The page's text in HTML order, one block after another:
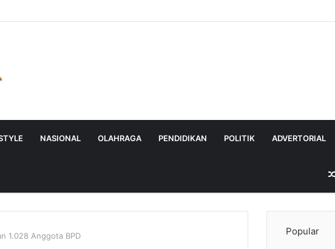
NASIONAL OLAHRAGA PENDIDIKAN POLITIK ADVERTORIAL
1.028 Anggota BPD Popular